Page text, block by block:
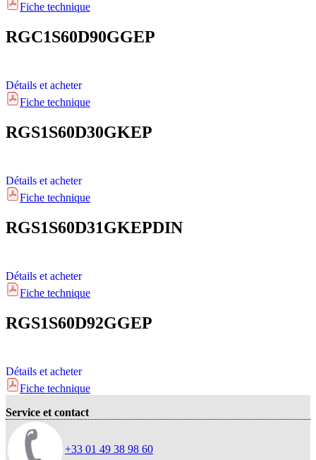
Fiche technique
RGC1S60D90GGEP
Détails et acheter
Fiche technique
RGS1S60D30GKEP
Détails et acheter
Fiche technique
RGS1S60D31GKEPDIN
Détails et acheter
Fiche technique
RGS1S60D92GGEP
Détails et acheter
Fiche technique
Service et contact
+33 01 49 38 98 60